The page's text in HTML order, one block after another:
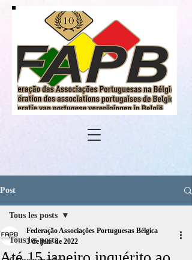
Post
Tous les posts
Tous les posts
Federação Associações Portuguesas Bélgica
3 de jan. de 2022